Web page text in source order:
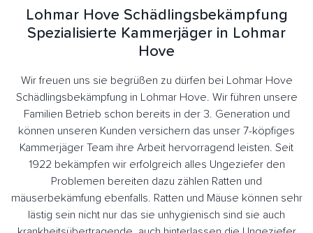
Lohmar Hove Schädlingsbekämpfung
Spezialisierte Kammerjäger in Lohmar
Hove
Wir freuen uns sie begrüßen zu dürfen bei Lohmar Hove
Schädlingsbekämpfung in Lohmar Hove. Wir führen unsere
Familien Betrieb schon bereits in der 3. Generation und
können unseren Kunden versichern das unser 7-köpfiges
Kammerjäger Team ihre Arbeit hervorragend leisten. Seit
1922 bekämpfen wir erfolgreich alles Ungeziefer den
Problemen bereiten dazu zählen Ratten und
mäuserbekämfung ebenfalls. Ratten und Mäuse können sehr
lästig sein nicht nur das sie unhygienisch sind sie auch